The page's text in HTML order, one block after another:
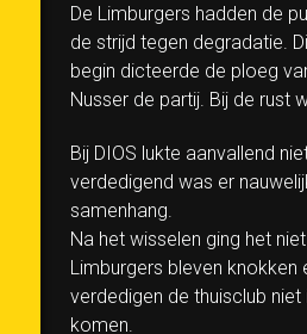
De Limburgers hadden de
de strijd tegen degradatie.
begin dicteerde de ploeg
Nusser de partij. Bij de rust
Bij DIOS lukte aanvallend
verdedigend was er
samenhang.
Na het wisselen ging het
Limburgers bleven knokken
verdedigen de thuisclub niet
komen.